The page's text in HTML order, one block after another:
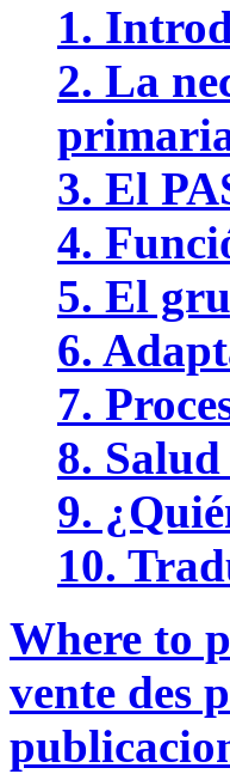
1.
2. La
3. El
4.
5. El
6.
7.
8.
9.
10.
Where to
vente des